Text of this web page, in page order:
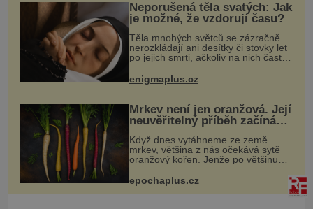
Neporušená těla svatých: Jak
je možné, že vzdorují času?
Těla mnohých světců se zázračně
nerozkládají ani desítky či stovky let
po jejich smrti, ačkoliv na nich často
jiné pokusy o konzervaci.
Neporušené ostatky bývají považo
enigmaplus.cz
Mrkev není jen oranžová. Její
neuvěřitelný příběh začíná
Když dnes vytáhneme ze země
mrkev, většina z nás očekává sytě
oranžový kořen. Jenže po většinu
možné, jen ne oranžová. Je fialová,
žlutá, bílá, někdy dokonce téměř
epochaplus.cz